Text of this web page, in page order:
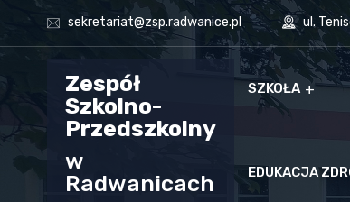
sekretariat@zsp.radwanice.pl ul.
Zespół
Szkolno-
Przedszkolny
w
Radwanicach
SZKOŁA
EDUKACJA